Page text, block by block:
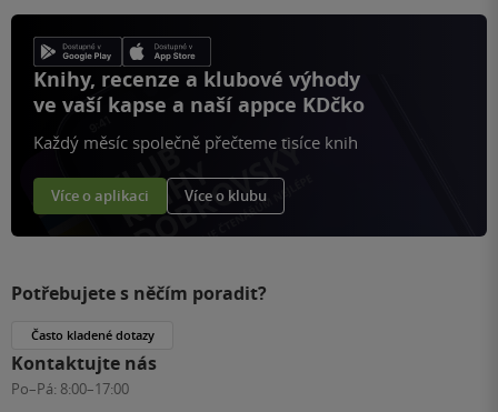
Knihy, recenze a klubové výhody
ve vaší kapse a naší appce KDčko
Každý měsíc společně přečteme tisíce knih
Více o aplikaci Více o klubu
Potřebujete s něčím poradit?
Často kladené dotazy
Kontaktujte nás
Po–Pá: 8:00–17:00